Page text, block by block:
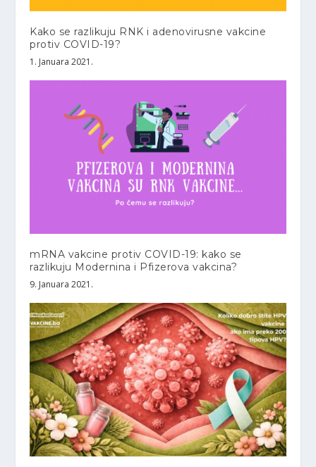
Kako se razlikuju RNK i adenovirusne vakcine
protiv COVID-19?
1. Januara 2021.
mRNA vakcine protiv COVID-19: kako se
razlikuju Modernina i Pfizerova vakcina?
9. Januara 2021.